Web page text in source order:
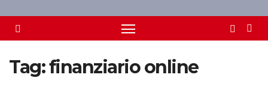
Tag:finanziario online